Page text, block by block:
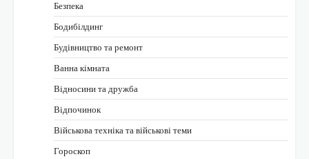
Безпека
Бодибілдинг
Будівництво та ремонт
Ванна кімната
Відносини та дружба
Відпочинок
Військова техніка та військові теми
Гороскоп